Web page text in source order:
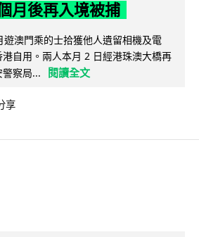
月後再入境被捕
澳門乘的士拾獲他人遺留相機及電
自用。兩人本月 2 日經港珠澳大橋再
察局...
閱讀全文
享